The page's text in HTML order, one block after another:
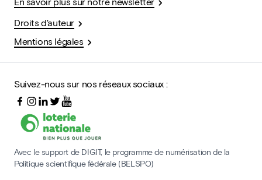
Droits d'auteur
Mentions légales
Suivez-nous sur nos réseaux sociaux :
Avec le support de DIGIT, le programme de numérisation de la
Politique scientifique fédérale (BELSPO)